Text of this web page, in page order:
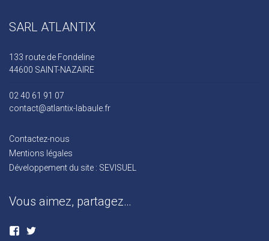
SARL ATLANTIX
133 route de Fondeline
44600 SAINT-NAZAIRE
02 40 61 91 07
contact@atlantix-labaule.fr
Contactez-nous
Mentions légales
Développement du site : SEVISUEL
Vous aimez, partagez…